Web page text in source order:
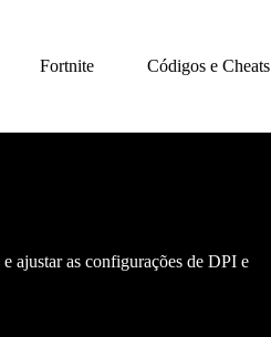
Fortnite Códigos e Cheats
ajustar as configurações de DPI e